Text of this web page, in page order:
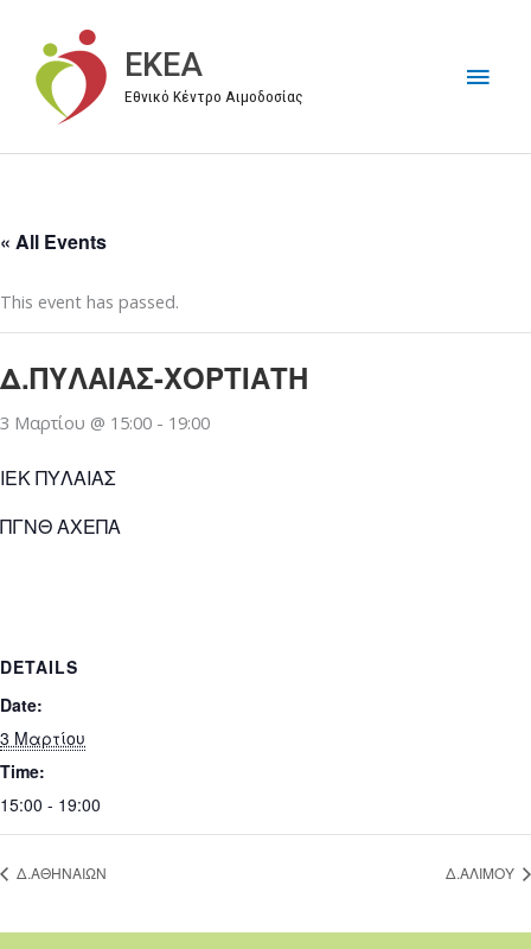
περιεχόμενο
EKEA
Εθνικό Κέντρο Αιμοδοσίας
« All Events
This event has passed.
Δ.ΠΥΛΑΙΑΣ-ΧΟΡΤΙΑΤΗ
3 Μαρτίου @ 15:00 - 19:00
ΙΕΚ ΠΥΛΑΙΑΣ
ΠΓΝΘ ΑΧΕΠΑ
DETAILS
Date:
3 Μαρτίου
Time:
15:00 - 19:00
Δ.ΑΘΗΝΑΙΩΝ Δ.ΑΛΙΜΟΥ